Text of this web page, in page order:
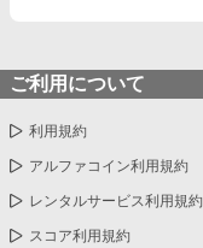
ご利用について
利用規約
アルファコイン利用規約
レンタルサービス利用規約
スコア利用規約